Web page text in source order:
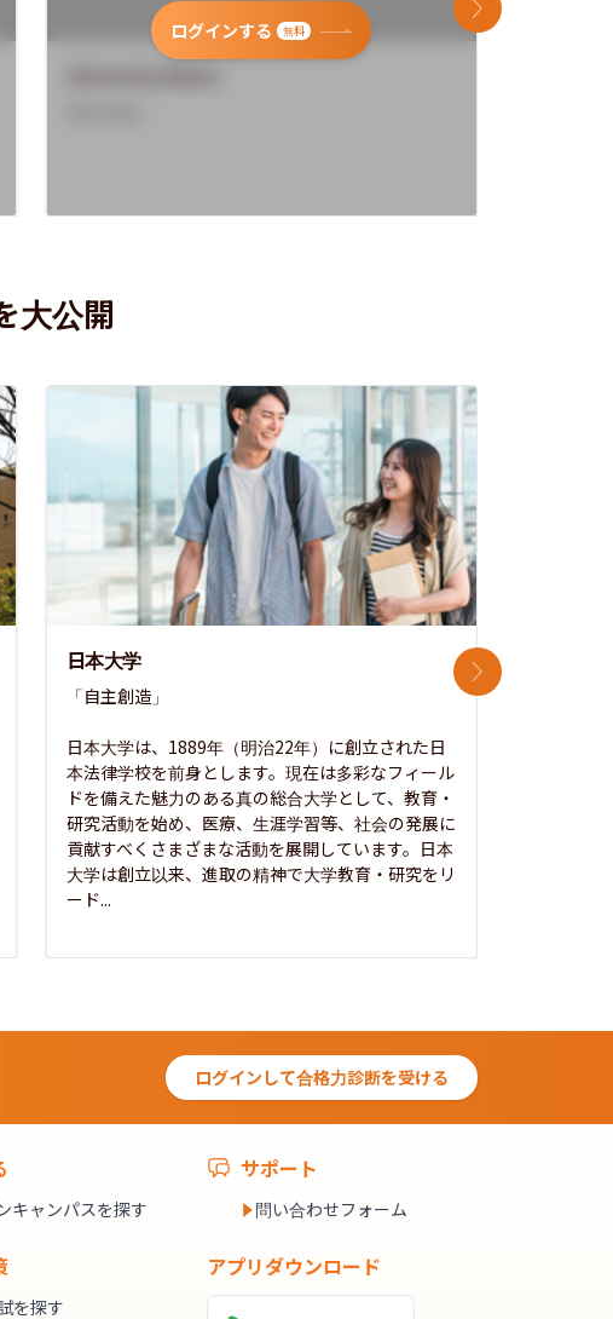
ログインする 無料
次のスライド
大公開
日本大学
「自主創造」
日本大学は、1889年（明治22年）に創立された日
本法律学校を前身とします。現在は多彩なフィール
ドを備えた魅力のある真の総合大学として、教育・
研究活動を始め、医療、生涯学習等、社会の発展に
貢献すべくさまざまな活動を展開しています。日本
大学は創立以来、進取の精神で大学教育・研究をリ
ード...
次のスライド
ログインして合格力診断を受ける
キャンパスを探す
を探す
サポート
問い合わせフォーム
アプリダウンロード